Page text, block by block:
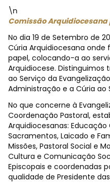
\n
Comissão
No dia 19 de Setembro de
Cúria Arquidiocesana
papel, colocando-a ao
Arquidiocese. Distinguimos
ao Serviço da
Administração e a Cúria ao
No que concerne à
Coordenação Pastoral,
Arquidiocesanas:
Sacramentos, Laicado e
Missões, Pastoral Social e
Cultura e Comunicação
Episcopais e coordenadas
qualidade de Presidente